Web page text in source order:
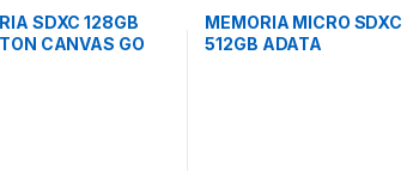
SDXC 128GB
CANVAS GO
MEMORIA MICRO SDXC
512GB ADATA